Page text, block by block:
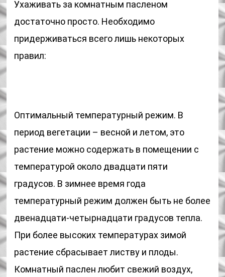
Ухаживать за комнатным пасленом
достаточно просто. Необходимо
придерживаться всего лишь некоторых
правил:
Оптимальный температурный режим. В
период вегетации – весной и летом, это
растение можно содержать в помещении с
температурой около двадцати пяти
градусов. В зимнее время года
температурный режим должен быть не более
двенадцати-четырнадцати градусов тепла.
При более высоких температурах зимой
растение сбрасывает листву и плоды.
Комнатный паслен любит свежий воздух,